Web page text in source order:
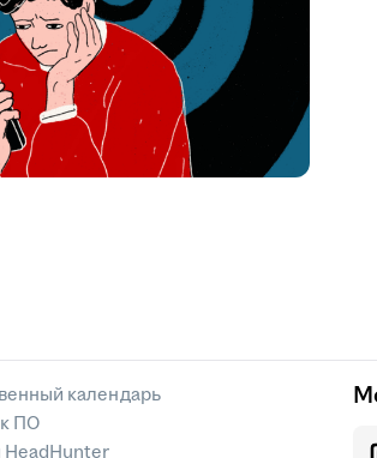
календарь
ПО